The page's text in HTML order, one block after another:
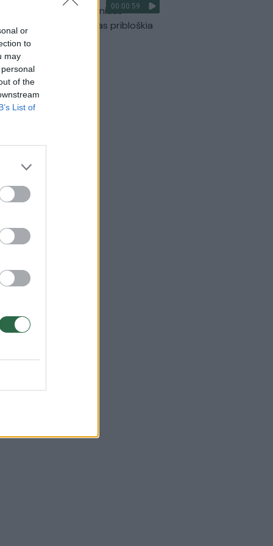
or
to
may
of the
List of
00:00:59
kaip patvino Vilniaus
aplinkkelis: vaizdas pribloškia
Lietuvos diena